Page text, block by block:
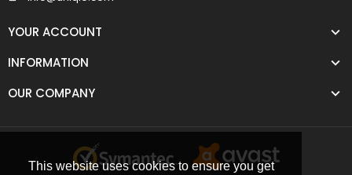
This website uses cookies to ensure you get
YOUR ACCOUNT
INFORMATION
OUR COMPANY